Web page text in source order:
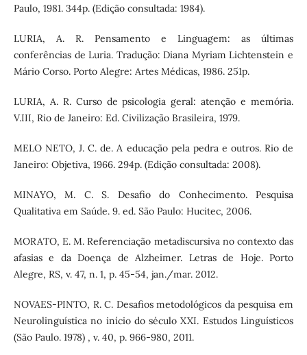
Paulo, 1981. 344p. (Edição consultada: 1984).
LURIA, A. R. Pensamento e Linguagem: as últimas
conferências de Luria. Tradução: Diana Myriam Lichtenstein e
Mário Corso. Porto Alegre: Artes Médicas, 1986. 251p.
LURIA, A. R. Curso de psicologia geral: atenção e memória.
V.III, Rio de Janeiro: Ed. Civilização Brasileira, 1979.
MELO NETO, J. C. de. A educação pela pedra e outros. Rio de
Janeiro: Objetiva, 1966. 294p. (Edição consultada: 2008).
MINAYO, M. C. S. Desafio do Conhecimento. Pesquisa
Qualitativa em Saúde. 9. ed. São Paulo: Hucitec, 2006.
MORATO, E. M. Referenciação metadiscursiva no contexto das
afasias e da Doença de Alzheimer. Letras de Hoje. Porto
Alegre, RS, v. 47, n. 1, p. 45-54, jan./mar. 2012.
NOVAES-PINTO, R. C. Desafios metodológicos da pesquisa em
Neurolinguística no início do século XXI. Estudos Linguísticos
(São Paulo. 1978) , v. 40, p. 966-980, 2011.